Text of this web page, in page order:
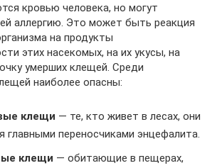
кровью человека, но могут
аллергию. Это может быть реакция
на продукты
этих насекомых, на их укусы, на
умерших клещей. Среди
наиболее опасны:
клещи — те, кто живет в лесах, они
главными переносчиками энцефалита.
клещи — обитающие в пещерах,